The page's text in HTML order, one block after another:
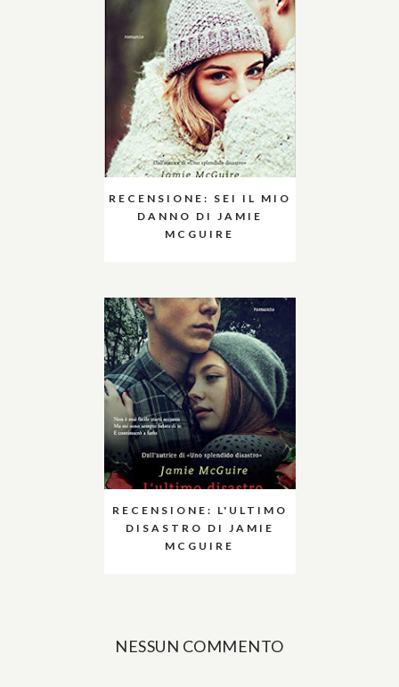
RECENSIONE: SEI IL MIO
DANNO DI JAMIE
MCGUIRE
RECENSIONE: L'ULTIMO
DISASTRO DI JAMIE
MCGUIRE
NESSUN COMMENTO